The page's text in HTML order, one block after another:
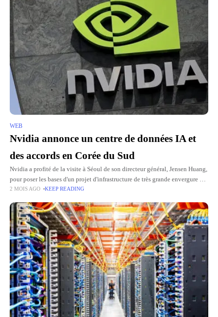
WEB
Nvidia annonce un centre de données IA et
des accords en Corée du Sud
Nvidia a profité de la visite à Séoul de son directeur général, Jensen Huang,
pour poser les bases d'un projet d'infrastructure de très grande envergure en
Corée du Sud. Le
2 MOIS AGO KEEP READING